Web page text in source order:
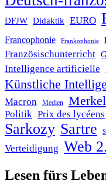
DFJW Didaktik EURO
Francophonie Frankophonie
Französischunterricht
Intelligence artificielle
Künstliche
Macron Medien Merkel
Politik Prix des lycéens
Sarkozy Sartre
Verteidigung Web
Lesen fürs